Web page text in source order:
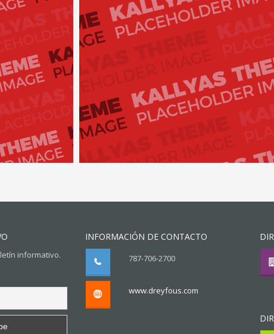
informativo.
INFORMACIÓN DE CONTACTO
787-706-2700
www.dreyfous.com